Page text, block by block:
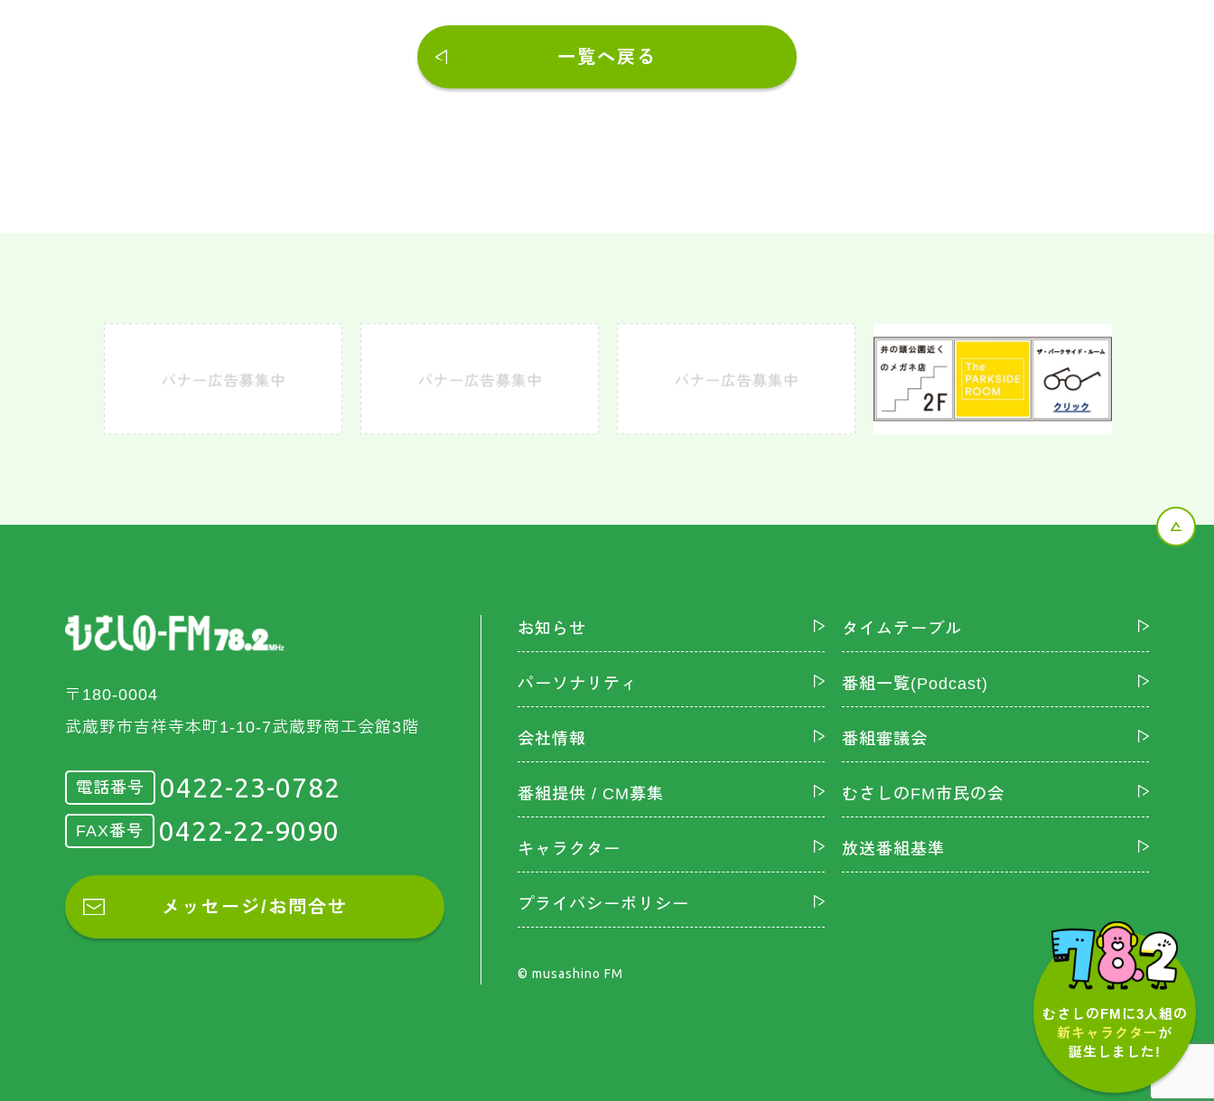
むさしのFMに3人組の
新キャラクターが
誕生しました!
一覧へ戻る
〒180-0004
武蔵野市吉祥寺本町1-10-7武蔵野商工会館3階
電話番号 0422-23-0782
FAX番号 0422-22-9090
メッセージ/お問合せ
お知らせ タイムテーブル
パーソナリティ 番組一覧(Podcast)
会社情報 番組審議会
番組提供 / CM募集 むさしのFM市民の会
キャラクター 放送番組基準
プライバシーポリシー
©︎ musashino FM